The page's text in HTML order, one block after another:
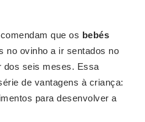
que os bebés
no ovinho a ir sentados no
dos seis meses. Essa
de vantagens à criança:
para desenvolver a